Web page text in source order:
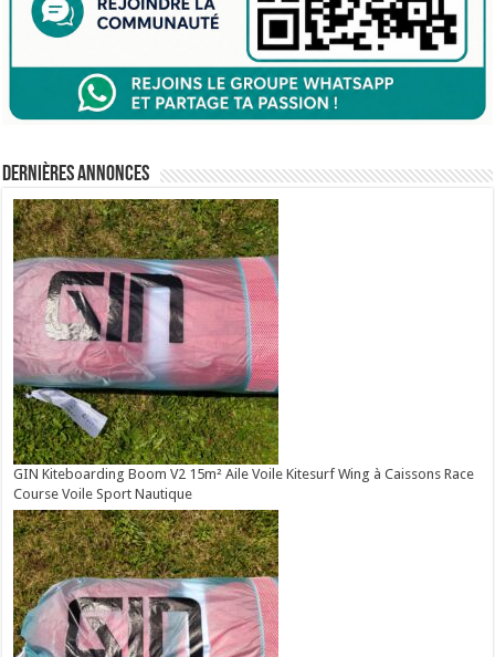
Dernières annonces
GIN Kiteboarding Boom V2 15m² Aile Voile Kitesurf Wing à Caissons Race
Course Voile Sport Nautique